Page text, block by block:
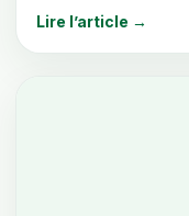
Lire l’article →